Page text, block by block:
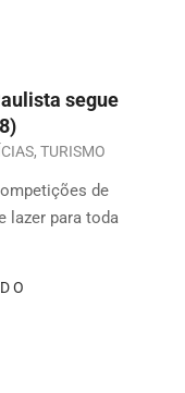
segue
, TURISMO
de
lazer para toda